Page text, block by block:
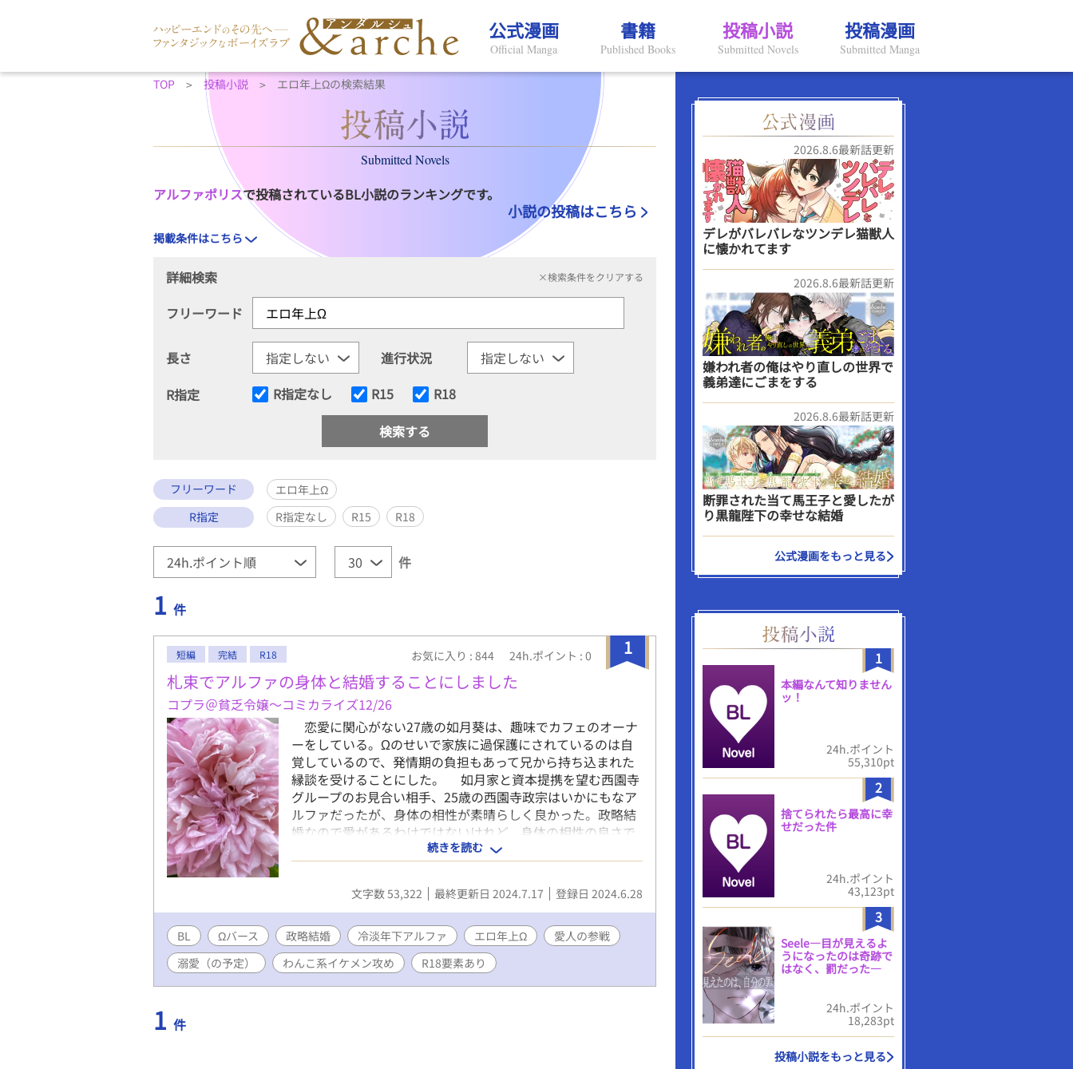
公式漫画
Official Manga
書籍
Published Books
投稿小説
Submitted Novels
投稿漫画
Submitted Manga
TOP 投稿小説 エロ年上Ωの検索結果
Submitted Novels
アルファポリスで投稿されているBL小説のランキングです。
小説の投稿はこちら
掲載条件はこちら
詳細検索 ×検索条件をクリアする
フリーワード
長さ
進行状況
R指定
R指定なし R15 R18
フリーワード
エロ年上Ω
R指定
R指定なし R15 R18
件
1 件
1
短編 完結 R18 お気に入り : 844 24h.ポイント : 0
札束でアルファの身体と結婚することにしました
コプラ＠貧乏令嬢〜コミカライズ12/26
恋愛に関心がない27歳の如月葵は、趣味でカフェのオーナ
ーをしている。Ωのせいで家族に過保護にされているのは自
覚しているので、発情期の負担もあって兄から持ち込まれた
縁談を受けることにした。 如月家と資本提携を望む西園寺
グループのお見合い相手、25歳の西園寺政宗はいかにもなア
ルファだったが、身体の相性が素晴らしく良かった。政略結
婚なので愛があるわけではないけれど、身体の相性の良さで
このまま結婚しても良いのではないかと思い始めた葵だっ
た。 一方の政宗は、見た目と違うどこか奔放な葵に、会って
触れる度にどんどん無自覚に沼っていく事を自覚し始めてい
た。そんな時に政宗の愛人が葵に接触して…。 年上Ωのエロ
ー。二人は運命の番になれるのか？
続きを読む
文字数 53,322 最終更新日 2024.7.17 登録日 2024.6.28
BL Ωバース 政略結婚 冷淡年下アルファ エロ年上Ω
愛人の参戦
溺愛（の予定）
わんこ系イケメン攻め R18要素あり
1 件
2026.8.6最新話更新
デレがバレバレなツンデレ猫獣人
に懐かれてます
2026.8.6最新話更新
嫌われ者の俺はやり直しの世界で
義弟達にごまをする
2026.8.6最新話更新
断罪された当て馬王子と愛したが
り黒龍陛下の幸せな結婚
公式漫画をもっと見る
1
本編なんて知りません
ッ！
24h.ポイント
55,310pt
2
捨てられたら最高に幸
せだった件
24h.ポイント
43,123pt
3
Seele―目が見えるよ
うになったのは奇跡で
はなく、罰だった―
24h.ポイント
18,283pt
投稿小説をもっと見る